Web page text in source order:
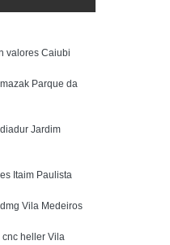
Romi
Allen Bradley
Reliance
valores Caiubi
Parque da
Jardim
Itaim Paulista
Vila Medeiros
heller Vila